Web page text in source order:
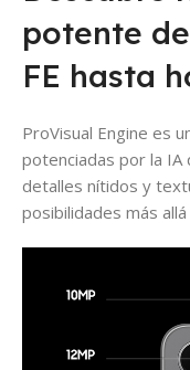
potente
FE hasta
ProVisual Engine es
potenciadas por la
detalles nítidos y
posibilidades más